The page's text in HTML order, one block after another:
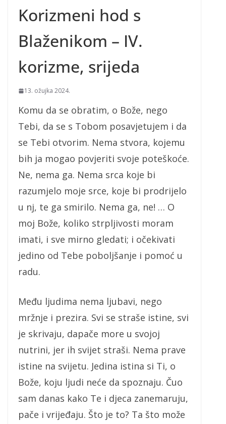
Korizmeni hod s
Blaženikom – IV.
korizme, srijeda
13. ožujka 2024.
Komu da se obratim, o Bože, nego
Tebi, da se s Tobom posavjetujem i da
se Tebi otvorim. Nema stvora, kojemu
bih ja mogao povjeriti svoje poteškoće.
Ne, nema ga. Nema srca koje bi
razumjelo moje srce, koje bi prodrijelo
u nj, te ga smirilo. Nema ga, ne! … O
moj Bože, koliko strpljivosti moram
imati, i sve mirno gledati; i očekivati
jedino od Tebe poboljšanje i pomoć u
radu.
Među ljudima nema ljubavi, nego
mržnje i prezira. Svi se straše istine, svi
je skrivaju, dapače more u svojoj
nutrini, jer ih svijet straši. Nema prave
istine na svijetu. Jedina istina si Ti, o
Bože, koju ljudi neće da spoznaju. Čuo
sam danas kako Te i djeca zanemaruju,
pače i vrijeđaju. Što je to? Ta što može